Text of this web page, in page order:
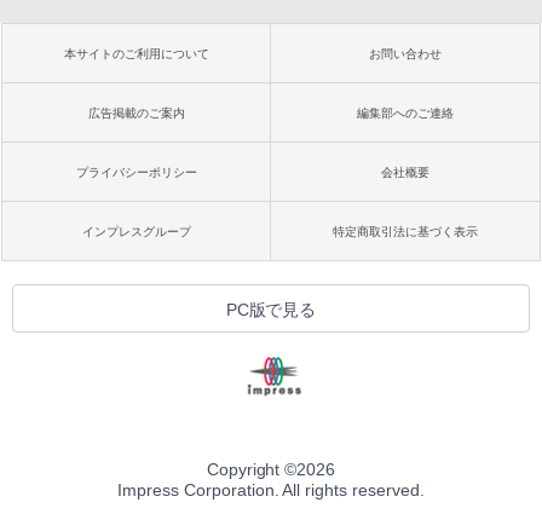
本サイトのご利用について お問い合わせ
広告掲載のご案内 編集部へのご連絡
プライバシーポリシー 会社概要
インプレスグループ 特定商取引法に基づく表示
PC版で見る
Copyright ©2026
Impress Corporation. All rights reserved.